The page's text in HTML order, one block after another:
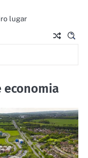
lugar
economia